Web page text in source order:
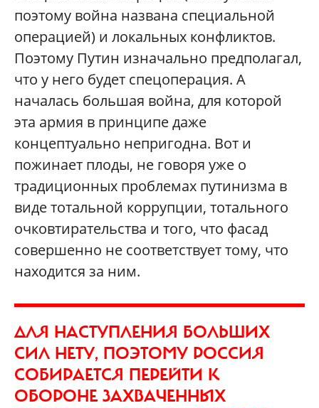
поэтому война названа специальной
операцией) и локальных конфликтов.
Поэтому Путин изначально предполагал,
что у него будет спецоперация. А
началась большая война, для которой
эта армия в принципе даже
концептуально непригодна. Вот и
пожинает плоды, не говоря уже о
традиционных проблемах путинизма в
виде тотальной коррупции, тотального
очковтирательства и того, что фасад
совершенно не соответствует тому, что
находится за ним.
ДЛЯ НАСТУПЛЕНИЯ БОЛЬШИХ
СИЛ НЕТУ, ПОЭТОМУ РОССИЯ
СОБИРАЕТСЯ ПЕРЕЙТИ К
ОБОРОНЕ ЗАХВАЧЕННЫХ